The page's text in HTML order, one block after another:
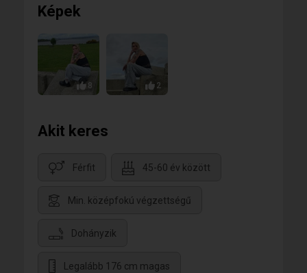
Képek
8 2
Akit keres
Férfit 45-60 év között
Min. középfokú végzettségű
Dohányzik
Legalább 176 cm magas